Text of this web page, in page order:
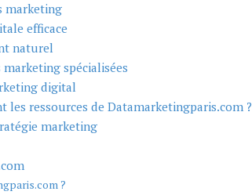
marketing
efficace
naturel
marketing spécialisées
digital
ressources de Datamarketingparis.com ?
marketing
?